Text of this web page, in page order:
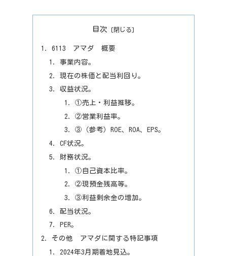
目次
6113 アマダ 概要
事業内容。
現在の株価と配当利回り。
収益状況。
①売上・利益推移。
②営業利益率。
③（参考）ROE、ROA、EPS。
CF状況。
財務状況。
①自己資本比率。
②現預金残高等。
③利益剰余金の増加。
配当状況。
PER。
その他 アマダに関する特記事項
2024年3月期着地見込。